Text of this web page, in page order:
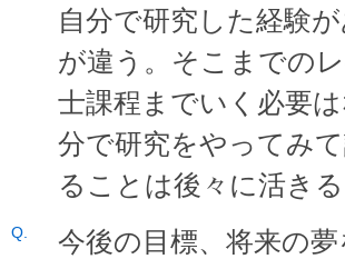
自分で研究した経験
が違う。そこまでの
士課程までいく必要
分で研究をやってみ
ることは後々に活き
今後の目標、将来の夢